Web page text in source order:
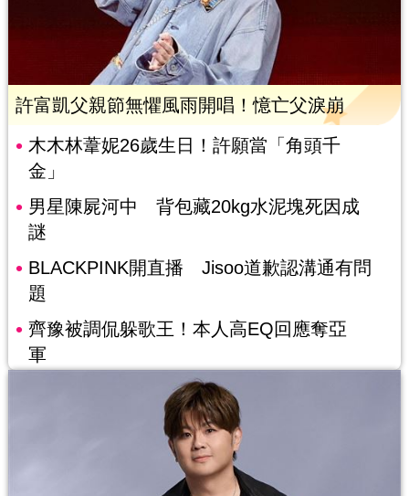
許富凱父親節無懼風雨開唱！憶亡父淚崩
木木林葦妮26歲生日！許願當「角頭千
金」
男星陳屍河中 背包藏20kg水泥塊死因成
謎
BLACKPINK開直播 Jisoo道歉認溝通有問
題
齊豫被調侃躲歌王！本人高EQ回應奪亞
軍